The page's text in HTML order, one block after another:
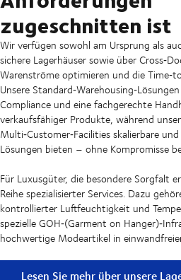
zugeschnitten ist
Wir verfügen sowohl am Ursprung als
sichere Lagerhäuser sowie über
Warenströme optimieren und die
Unsere
Compliance und eine fachgerechte
verkaufsfähiger Produkte, während
Multi‑Customer‑Facilities skalierbare
Lösungen bieten – ohne Kompromisse
Für Luxusgüter, die besondere Sorgfalt
Reihe spezialisierter Services. Dazu
kontrollierter Luftfeuchtigkeit und
spezielle GOH‑(Garment on
hochwertige Modeartikel in
Lesen Sie mehr über unsere